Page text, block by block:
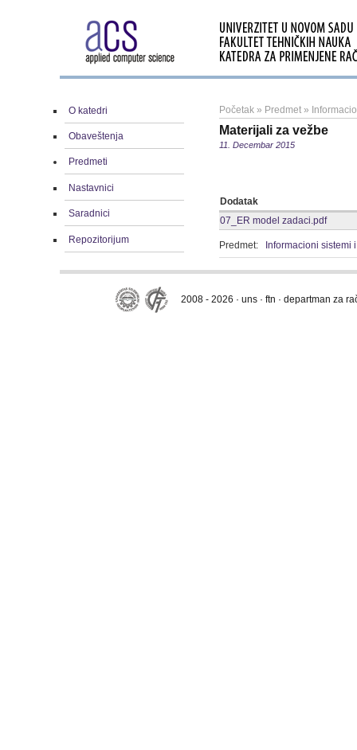
O katedri
Obaveštenja
Predmeti
Nastavnici
Saradnici
Repozitorijum
Početak » Predmet »
Materijali za vežbe
11. Decembar 2015
Dodatak
07_ER model zadaci.pdf
Predmet: Informacioni sistemi
2008 - 2026 · uns · ftn · departman za